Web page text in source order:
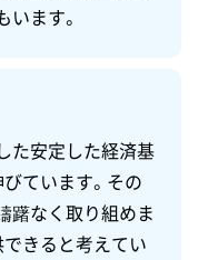
ます。
た安定した経済基
ています。その
躇なく取り組めま
きると考えてい